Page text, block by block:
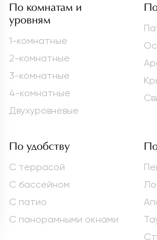
По комнатам и
уровням
1-комнатные
2-комнатные
3-комнатные
4-комнатные
Двухуровневые
По удобству
С террасой
С бассейном
С патио
С панорамными окнами